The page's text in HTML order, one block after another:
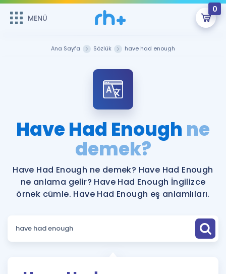
MENÜ
0
Şifremi Hatırlamıyorum
Sepetin Şu An Boş.
Remzi Hoca ile seni sınava hazırlayacak onlarca eğitim seni
bekliyor!
MENÜ
Katılımcı Görüşleri
Faydalı Araçlar
Ücretsiz Kaynaklar
Puan Hesaplama
Blog
İngilizce Gramer
Ana Sayfa Sözlük have had enough
Have Had Enough ne
demek?
Have Had Enough ne demek? Have Had Enough
ne anlama gelir? Have Had Enough İngilizce
örnek cümle. Have Had Enough eş anlamlıları.